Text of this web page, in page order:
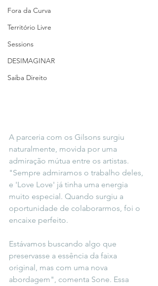
Fora da Curva
Território Livre
Sessions
DESIMAGINAR
Saiba Direito
A parceria com os Gilsons surgiu
naturalmente, movida por uma
admiração mútua entre os artistas.
"Sempre admiramos o trabalho deles,
e 'Love Love' já tinha uma energia
muito especial. Quando surgiu a
oportunidade de colaborarmos, foi o
encaixe perfeito.
Estávamos buscando algo que
preservasse a essência da faixa
original, mas com uma nova
abordagem", comenta Sone. Essa